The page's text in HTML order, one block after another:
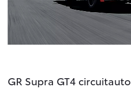
GR Supra GT4 circuitauto